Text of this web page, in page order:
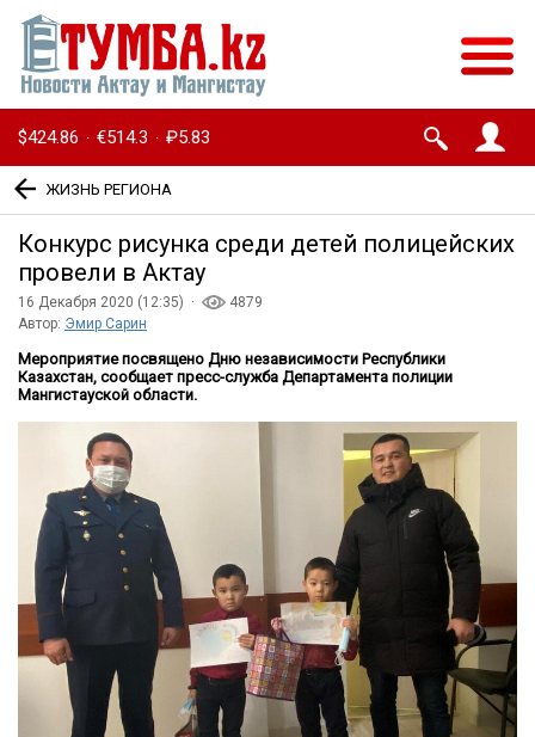
$424.86 · €514.3 · ₽5.83
ЖИЗНЬ РЕГИОНА
Конкурс рисунка среди детей полицейских
провели в Актау
16 Декабря 2020 (12:35) ·
4879
Автор: Эмир Сарин
Мероприятие посвящено Дню независимости Республики
Казахстан, сообщает пресс-служба Департамента полиции
Мангистауской области.